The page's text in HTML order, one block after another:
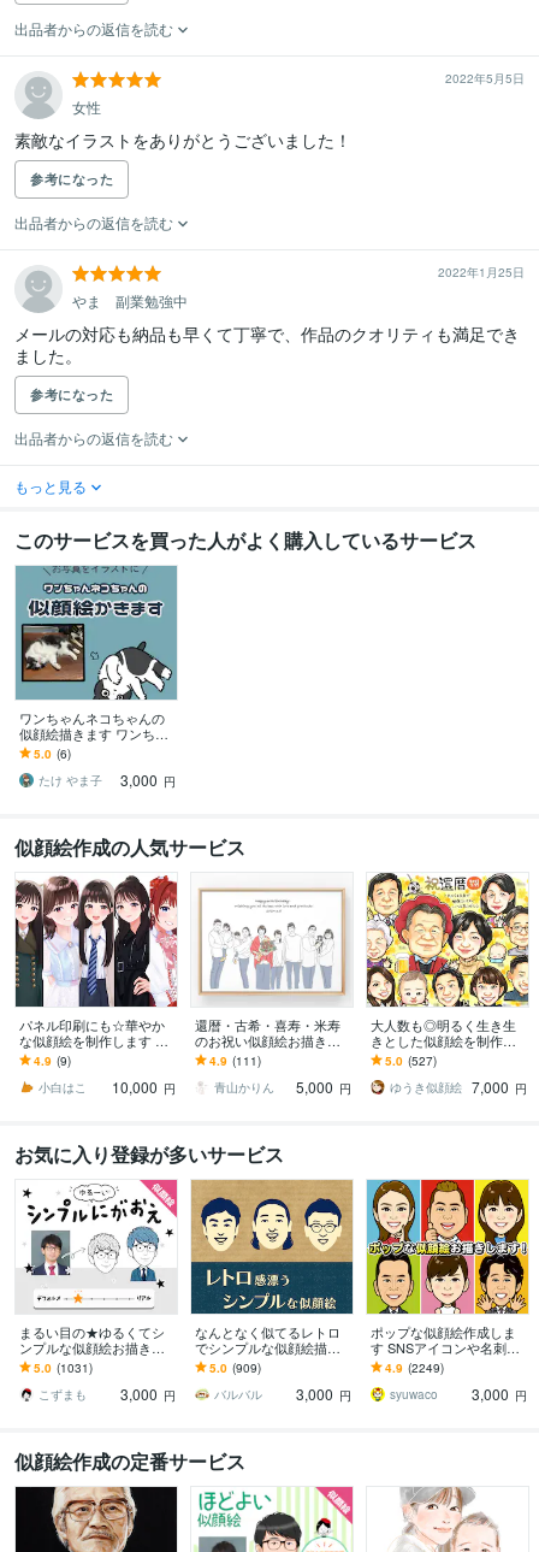
出品者からの返信を読む
2022年5月5日
女性
素敵なイラストをありがとうございました！
参考になった
出品者からの返信を読む
2022年1月25日
やま 副業勉強中
メールの対応も納品も早くて丁寧で、作品のクオリティも満足でき
ました。
参考になった
出品者からの返信を読む
もっと見る
このサービスを買った人がよく購入しているサービス
ワンちゃんネコちゃんの
似顔絵描きます ワンちゃ
んネコちゃんの可愛いお
写真をイラストにしま
す！
5.0 (6)
たけ やま子
3,000 円
似顔絵作成の人気サービス
パネル印刷にも☆華やか
な似顔絵を制作します 多
様なサイズに対応可◎大
切な日の一枚に。
4.9 (9)
小白はこ
10,000 円
還暦・古希・喜寿・米寿
のお祝い似顔絵お描きし
ます 別々のお写真からOK
♪大切な人へ特別な記念品
を贈りませんか？
4.9 (111)
青山かりん
5,000 円
大人数も◎明るく生き生
きとした似顔絵を制作し
ます ✦送料込み✦長寿祝
い、記念日、プレゼン
ト、ご自宅用に♪
5.0 (527)
ゆうき似顔絵 7,000 円
お気に入り登録が多いサービス
まるい目の★ゆるくてシ
ンプルな似顔絵お描きし
ます ゆる～い感じにした
い、似すぎない方が‥と
いう方にオススメ！
5.0 (1031)
こずまも
3,000 円
なんとなく似てるレトロ
でシンプルな似顔絵描き
ます 懐かしくて新しい。
ほんのり昭和テイストの
やさしい似顔絵
5.0 (909)
バルバル
3,000 円
ポップな似顔絵作成しま
す SNSアイコンや名刺、
プレゼント用にポップな
似顔絵作成します
4.9 (2249)
syuwaco
3,000 円
似顔絵作成の定番サービス